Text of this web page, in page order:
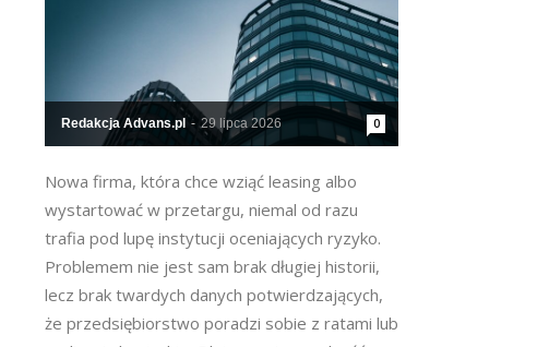
Redakcja Advans.pl - 29 lipca 2026 0
Nowa firma, która chce wziąć leasing albo
wystartować w przetargu, niemal od razu
trafia pod lupę instytucji oceniających ryzyko.
Problemem nie jest sam brak długiej historii,
lecz brak twardych danych potwierdzających,
że przedsiębiorstwo poradzi sobie z ratami lub